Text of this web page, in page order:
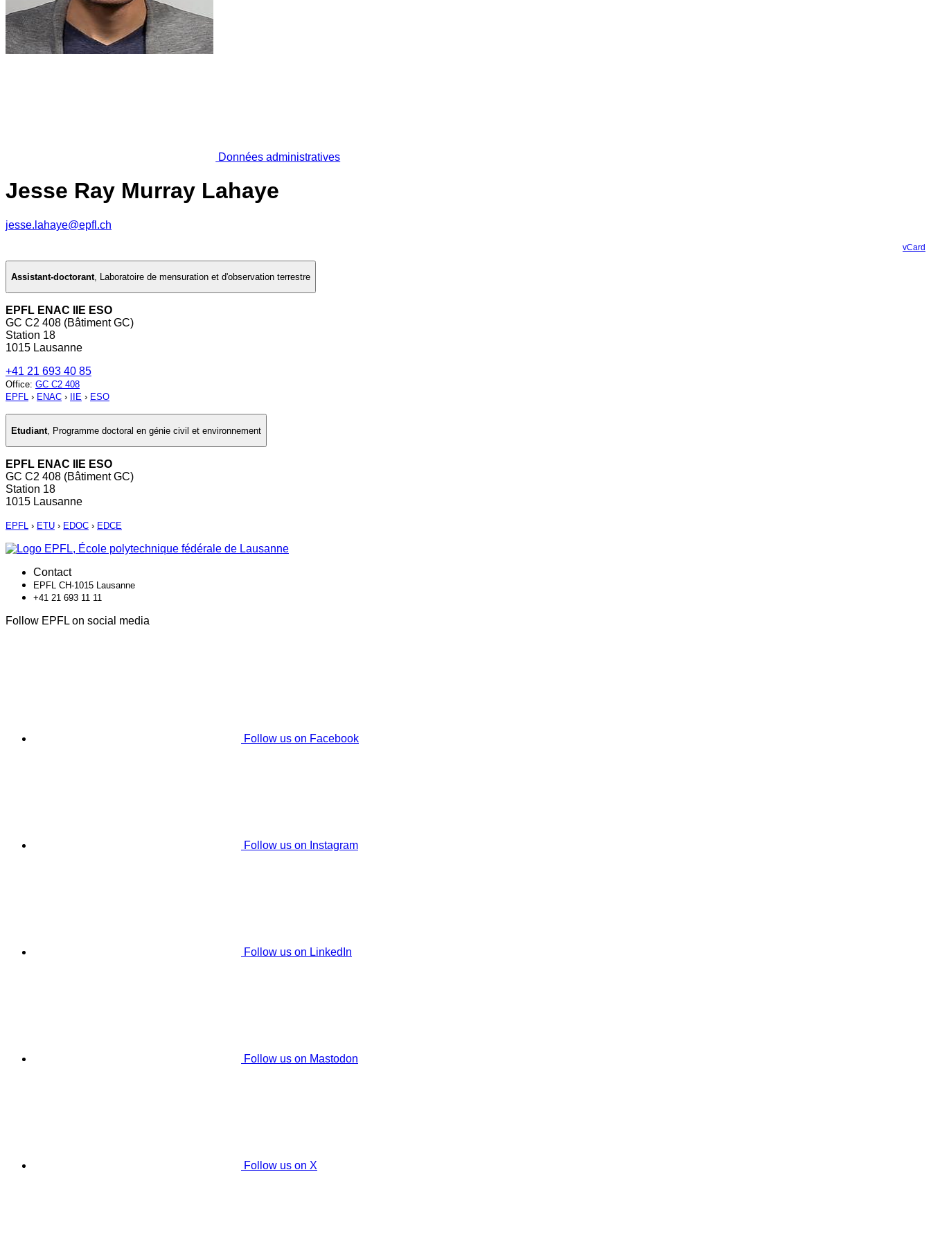
Données administratives
Jesse Ray Murray Lahaye
jesse.lahaye@epfl.ch
vCard
Assistant-doctorant, Laboratoire de mensuration et d'observation terrestre
EPFL ENAC IIE ESO
GC C2 408 (Bâtiment GC)
Station 18
1015 Lausanne
+41 21 693 40 85
Office: GC C2 408
EPFL › ENAC › IIE › ESO
Etudiant Programme doctoral en génie civil et environnement
EPFL ENAC IIE ESO
GC C2 408 (Bâtiment GC)
Station 18
1015 Lausanne
EPFL › ETU › EDOC › EDCE
Contact
EPFL CH-1015 Lausanne
+41 21 693 11 11
Follow EPFL on social media
Follow us on Facebook
Follow us on Instagram
Follow us on LinkedIn
Follow us on Mastodon
Follow us on X